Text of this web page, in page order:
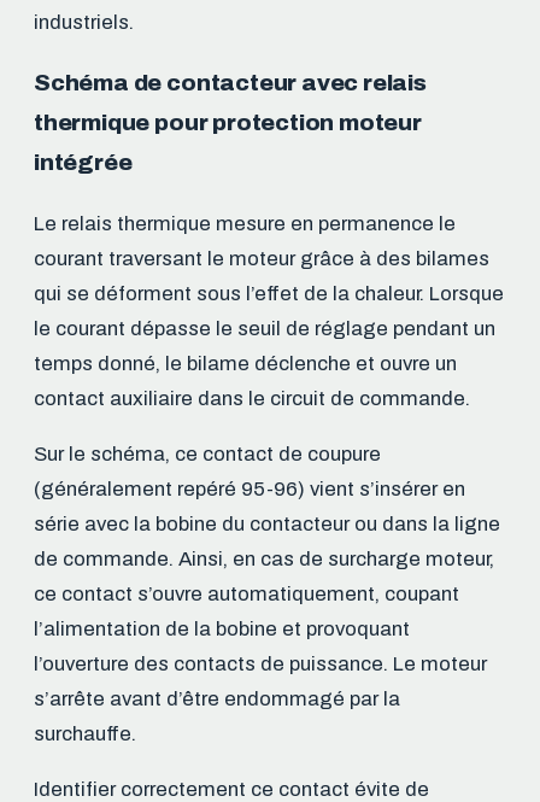
industriels.
Schéma de contacteur avec relais
thermique pour protection moteur
intégrée
Le relais thermique mesure en permanence le
courant traversant le moteur grâce à des bilames
qui se déforment sous l’effet de la chaleur. Lorsque
le courant dépasse le seuil de réglage pendant un
temps donné, le bilame déclenche et ouvre un
contact auxiliaire dans le circuit de commande.
Sur le schéma, ce contact de coupure
(généralement repéré 95-96) vient s’insérer en
série avec la bobine du contacteur ou dans la ligne
de commande. Ainsi, en cas de surcharge moteur,
ce contact s’ouvre automatiquement, coupant
l’alimentation de la bobine et provoquant
l’ouverture des contacts de puissance. Le moteur
s’arrête avant d’être endommagé par la
surchauffe.
Identifier correctement ce contact évite de